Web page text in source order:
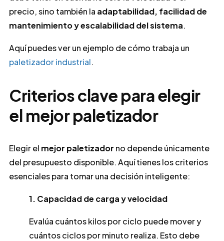
precio, sino también la adaptabilidad, facilidad de
mantenimiento y escalabilidad del sistema.
Aquí puedes ver un ejemplo de cómo trabaja un
paletizador industrial.
Criterios clave para elegir
el mejor paletizador
Elegir el mejor paletizador no depende únicamente
del presupuesto disponible. Aquí tienes los criterios
esenciales para tomar una decisión inteligente:
1. Capacidad de carga y velocidad
Evalúa cuántos kilos por ciclo puede mover y
cuántos ciclos por minuto realiza. Esto debe